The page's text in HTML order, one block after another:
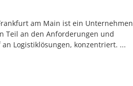
am Main ist ein Unternehmen
Teil an den Anforderungen und
Logistiklösungen, konzentriert. ...